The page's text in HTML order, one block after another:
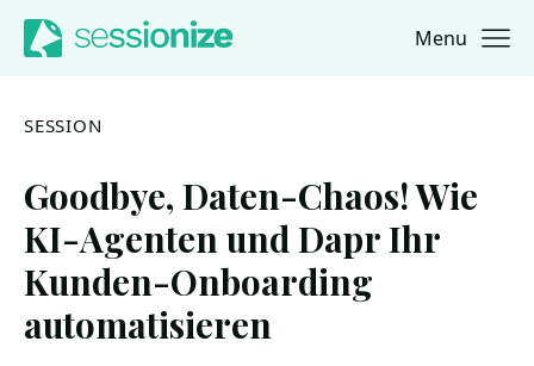
Jump to navigation
Jump to content Menu
SESSION
Goodbye, Daten-Chaos! Wie
KI-Agenten und Dapr Ihr
Kunden-Onboarding
automatisieren